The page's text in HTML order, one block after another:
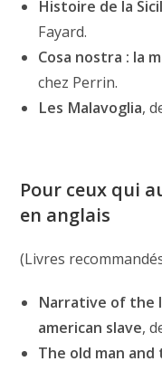
Histoire de la
Fayard.
Cosa nostra : la
chez Perrin.
Les Malavoglia,
Pour ceux qui
en anglais
(Livres
Narrative of the
american slave,
The old man and